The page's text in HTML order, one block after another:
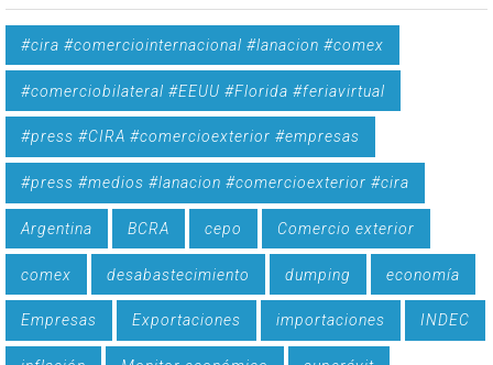
#cira #comerciointernacional #lanacion #comex
#comerciobilateral #EEUU #Florida #feriavirtual
#press #CIRA #comercioexterior #empresas
#press #medios #lanacion #comercioexterior #cira
Argentina BCRA cepo Comercio exterior
comex desabastecimiento dumping economía
Empresas Exportaciones importaciones INDEC